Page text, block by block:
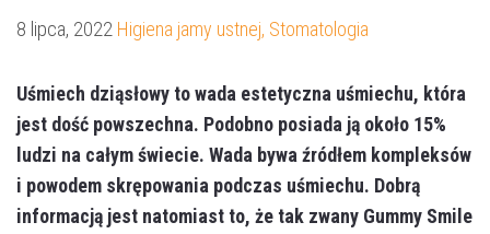
8 lipca, 2022 Higiena jamy ustnej, Stomatologia
Uśmiech dziąsłowy to wada estetyczna uśmiechu, która
jest dość powszechna. Podobno posiada ją około 15%
ludzi na całym świecie. Wada bywa źródłem kompleksów
i powodem skrępowania podczas uśmiechu. Dobrą
informacją jest natomiast to, że tak zwany Gummy Smile